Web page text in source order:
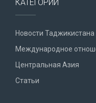
КАТЕГОРИИ
Новости Таджикистана
Международное
Центральная Азия
Статьи